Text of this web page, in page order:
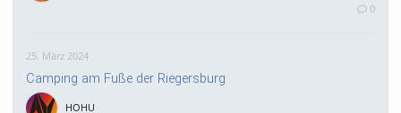
0
25. März 2024
Camping am Fuße der Riegersburg
HOHU